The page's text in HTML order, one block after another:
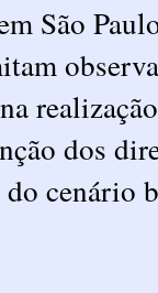
São
dos
cenário